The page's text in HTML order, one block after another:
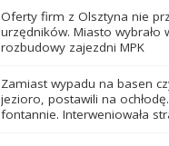
Oferty firm z Olsztyna nie
urzędników. Miasto wybrało
rozbudowy zajezdni MPK
Zamiast wypadu na basen
jezioro, postawili na
fontannie. Interweniowała